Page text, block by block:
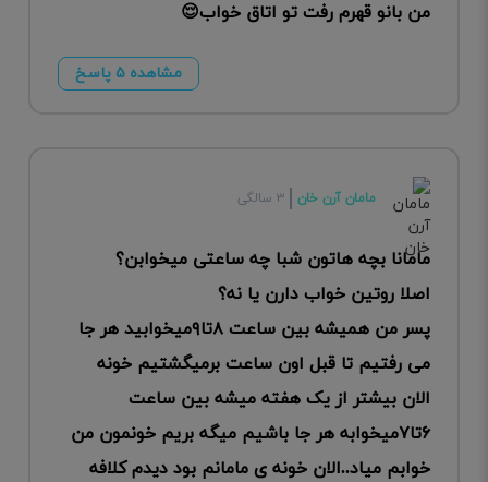
من بانو قهرم رفت تو اتاق خواب😌
مشاهده ۵ پاسخ
مامان آرن خان ۳ سالگی
مامانا بچه هاتون شبا چه ساعتی میخوابن؟
اصلا روتین خواب دارن یا نه؟
پسر من همیشه بین ساعت ۸تا۹میخوابید هر جا
می رفتیم تا قبل اون ساعت برمیگشتیم خونه
الان بیشتر از یک هفته میشه بین ساعت
۶تا۷میخوابه هر جا باشیم میگه بریم خونمون من
خوابم میاد..الان خونه ی مامانم بود دیدم کلافه